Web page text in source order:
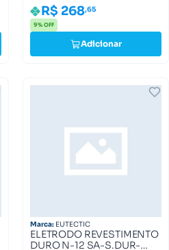
R$ 268,65
9% OFF
Adicionar
Marca: EUTECTIC
ELETRODO REVESTIMENTO
DURO N-12 SA-S.DUR-